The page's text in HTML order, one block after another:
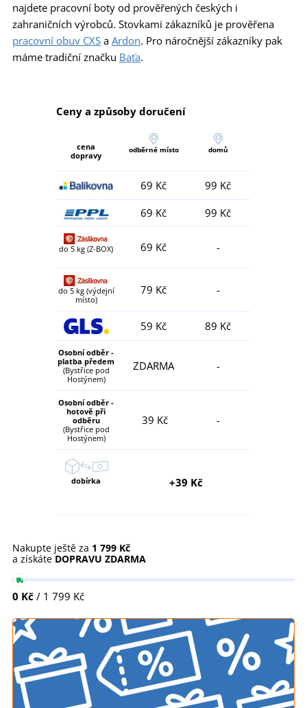
najdete pracovní boty od prověřených českých i
zahraničních výrobců. Stovkami zákazníků je prověřena
pracovní obuv CXS a Ardon. Pro náročnější zákazníky pak
máme tradiční značku Baťa.
Ceny a způsoby doručení
cena
dopravy
odběrné místo domů
69 Kč
99 Kč
69 Kč
99 Kč
do 5 kg (Z-BOX) 69 Kč -
do 5 kg (výdejní
místo)
79 Kč -
59 Kč 89 Kč
Osobní odběr -
platba předem
(Bystřice pod
Hostýnem)
ZDARMA -
Osobní odběr -
hotově při
odběru
(Bystřice pod
Hostýnem)
39 Kč -
dobírka +39 Kč
Nakupte ještě za 1 799 Kč
a získáte DOPRAVU ZDARMA
0 Kč / 1 799 Kč